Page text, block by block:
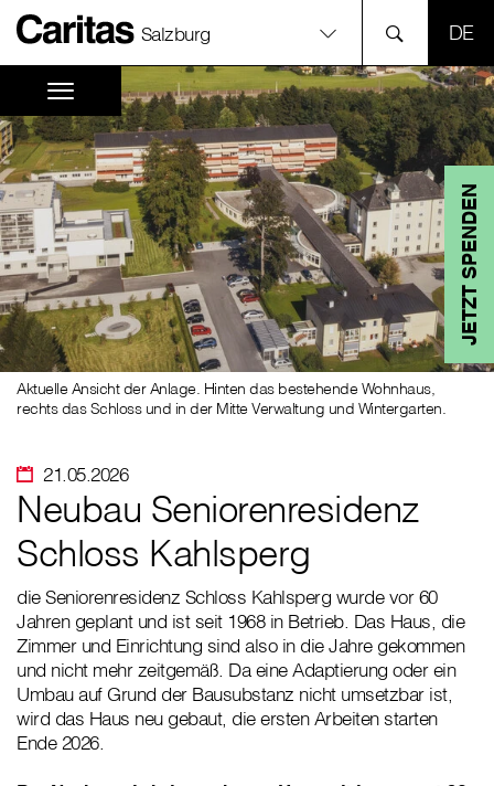
Salzburg
JETZT SPENDEN
21.05.2026
Aktuelle Ansicht der Anlage. Hinten das bestehende Wohnhaus,
rechts das Schloss und in der Mitte Verwaltung und Wintergarten.
Neubau Seniorenresidenz
Schloss Kahlsperg
die Seniorenresidenz Schloss Kahlsperg wurde vor 60
Jahren geplant und ist seit 1968 in Betrieb. Das Haus, die
Zimmer und Einrichtung sind also in die Jahre gekommen
und nicht mehr zeitgemäß. Da eine Adaptierung oder ein
Umbau auf Grund der Bausubstanz nicht umsetzbar ist,
wird das Haus neu gebaut, die ersten Arbeiten starten
Ende 2026.